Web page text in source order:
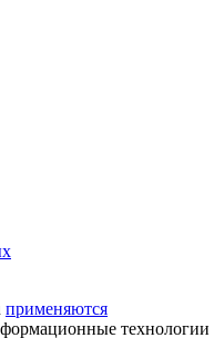
применяются
технологии